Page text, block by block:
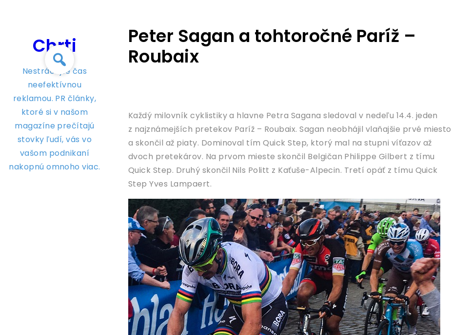
Chrti
Nestrácajte čas
neefektívnou
reklamou. PR články,
ktoré si v našom
magazíne prečítajú
stovky ľudí, vás vo
vašom podnikaní
nakopnú omnoho viac.
Peter Sagan a tohtoročné Paríž –
Roubaix
Každý milovník cyklistiky a hlavne Petra Sagana sledoval v nedeľu 14.4. jeden
z najznámejších pretekov Paríž – Roubaix. Sagan neobhájil vlaňajšie prvé miesto
a skončil až piaty. Dominoval tím Quick Step, ktorý mal na stupni víťazov až
dvoch pretekárov. Na prvom mieste skončil Belgičan Philippe Gilbert z tímu
Quick Step. Druhý skončil Nils Politt z Kaťuše-Alpecin. Tretí opäť z tímu Quick
Step Yves Lampaert.